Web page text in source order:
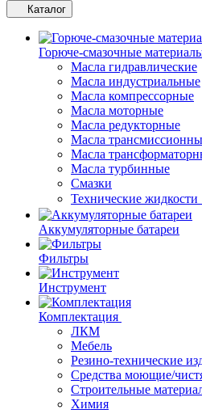
Каталог
Горюче-смазочные
Масла гидравлические
Масла индустриальные
Масла компрессорные
Масла моторные
Масла редукторные
Масла
Масла
Масла турбинные
Смазки
Технические жидкости
Аккумуляторные батареи
Фильтры
Инструмент
Комплектация
ЛКМ
Мебель
Резино-технические
Средства моющие/
Строительные
Химия